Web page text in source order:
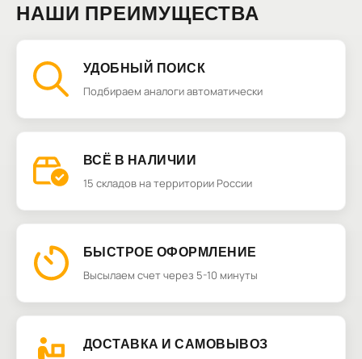
НАШИ ПРЕИМУЩЕСТВА
УДОБНЫЙ ПОИСК
Подбираем аналоги автоматически
ВСЁ В НАЛИЧИИ
15 складов на территории России
БЫСТРОЕ ОФОРМЛЕНИЕ
Высылаем счет через 5-10 минуты
ДОСТАВКА И САМОВЫВОЗ